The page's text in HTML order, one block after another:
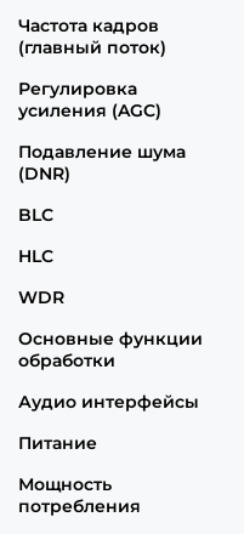
Частота кадров
(главный поток)
Регулировка
усиления (AGC)
Подавление шума
(DNR)
BLC
HLC
WDR
Основные функции
обработки
Аудио интерфейсы
Питание
Мощность
потребления